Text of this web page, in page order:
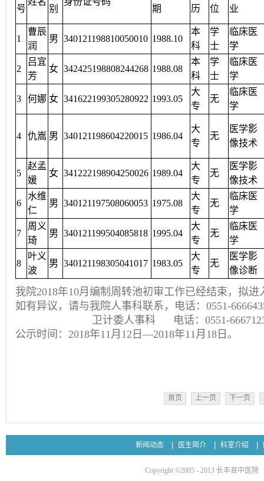
号
别
期
历
位
业
1
曹辰
润
男 340121198810050010 1988.10
本
科
学
士
临床医
学
2
吕宜
芳
女 342425198808244268 1988.08
本
科
学
士
临床医
学
3 何娜 女 341622199305280922 1993.05
大
专
无
临床医
学
4 仇嵩 男 340121198604220015 1986.04
大
专
无
医学影
像技术
5
赵孟
媛
女 341222198904250026 1989.04
大
专
无
医学影
像技术
6
水维
仁
男 340121197508060053 1975.08
大
专
无
临床医
学
7
周义
琦
男 340121199504085818 1995.04
大
专
无
临床医
学
8
叶义
波
男 340121198305041017 1983.05
大
专
无
医学影
像诊断
我院2018年10月编制周转池初审工作已经结束，拟
如有异议，请与我院人事科联系，电话：0551-
卫计委人事科 电话：0551-
公示时间：2018年11月12日—2018年11月18日。
首页 上一页 下一页
新闻动态 医生简介 科室介绍
Copyright ©2005 - 2013 长丰县中医院